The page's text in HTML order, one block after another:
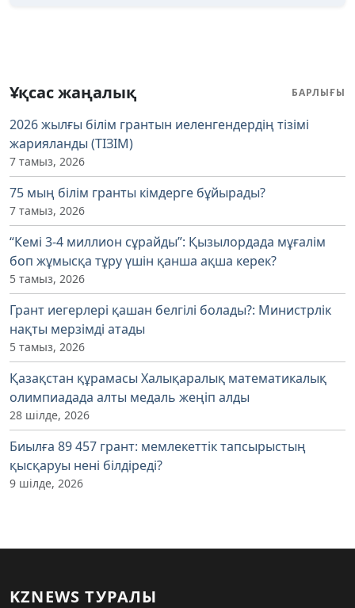
Ұқсас жаңалық БАРЛЫҒЫ
2026 жылғы білім грантын иеленгендердің тізімі
жарияланды (ТІЗІМ)
7 тамыз, 2026
75 мың білім гранты кімдерге бұйырады?
7 тамыз, 2026
“Кемі 3-4 миллион сұрайды”: Қызылордада мұғалім
боп жұмысқа тұру үшін қанша ақша керек?
5 тамыз, 2026
Грант иегерлері қашан белгілі болады?: Министрлік
нақты мерзімді атады
5 тамыз, 2026
Қазақстан құрамасы Халықаралық математикалық
олимпиадада алты медаль жеңіп алды
28 шілде, 2026
Биылға 89 457 грант: мемлекеттік тапсырыстың
қысқаруы нені білдіреді?
9 шілде, 2026
KZNEWS ТУРАЛЫ